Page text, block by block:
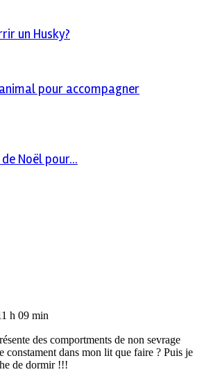
un Husky?
pour accompagner
Noël pour...
h 09 min
des comportments de non sevrage
constament dans mon lit que faire ? Puis je
de dormir !!!